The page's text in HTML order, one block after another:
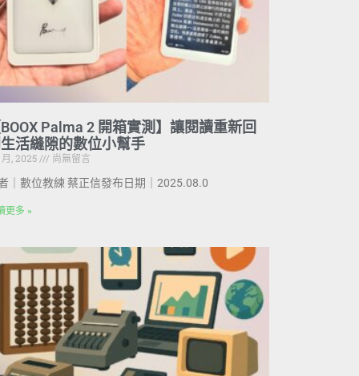
Palma 2 開箱實測】讓閱讀重新回
活縫隙的數位小幫手
, 2025
尚無留言
｜數位教練 蔡正信發布日期｜2025.08.0
更多 »